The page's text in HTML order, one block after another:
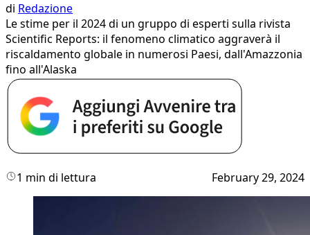
di Redazione
Le stime per il 2024 di un gruppo di esperti sulla rivista
Scientific Reports: il fenomeno climatico aggraverà il
riscaldamento globale in numerosi Paesi, dall'Amazzonia
fino all'Alaska
1 min di lettura February 29, 2024